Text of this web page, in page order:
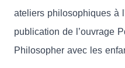
ateliers philosophiques à
publication de l’ouvrage
Philosopher avec les